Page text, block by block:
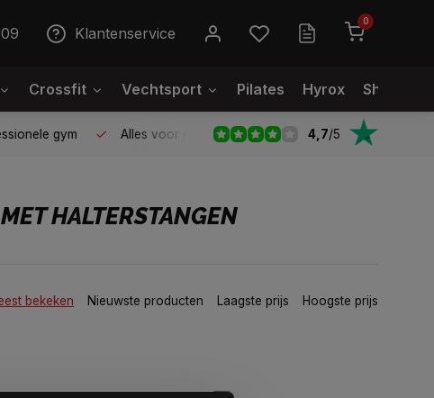
Klantenservice
0
Crossfit Vechtsport Pilates Hyrox
gym Alles voor jouw gym op één plek Voor 95%
4,7/5
HALTERSTANGEN
bekeken Nieuwste producten Laagste prijs Hoogste prijs